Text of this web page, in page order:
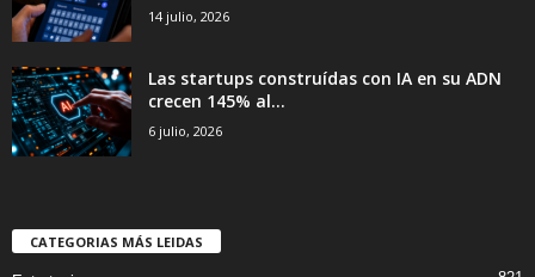
14 julio, 2026
Las startups construídas con IA en su ADN
crecen 145% al...
6 julio, 2026
CATEGORIAS MÁS LEIDAS